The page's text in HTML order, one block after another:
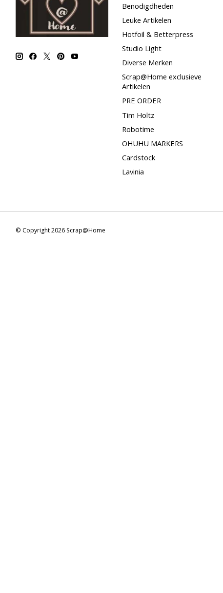
Benodigdheden
Leuke Artikelen
Hotfoil & Betterpress
Studio Light
Diverse Merken
Scrap@Home exclusieve
Artikelen
PRE ORDER
Tim Holtz
Robotime
OHUHU MARKERS
Cardstock
Lavinia
© Copyright 2026 Scrap@Home